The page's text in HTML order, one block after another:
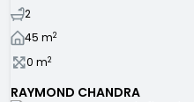
2
45 m2
0 m2
RAYMOND CHANDRA